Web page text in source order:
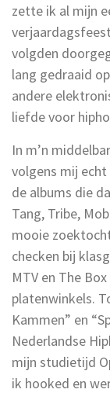
zette ik al mijn
volgden
lang gedraaid
andere
liefde voor
In m’n
volgens mij
de albums die
Tang, Tribe,
mooie
checken bij
MTV en The
platenwinkels.
Kammen” en
Nederlandse
mijn studietijd
ik hooked en